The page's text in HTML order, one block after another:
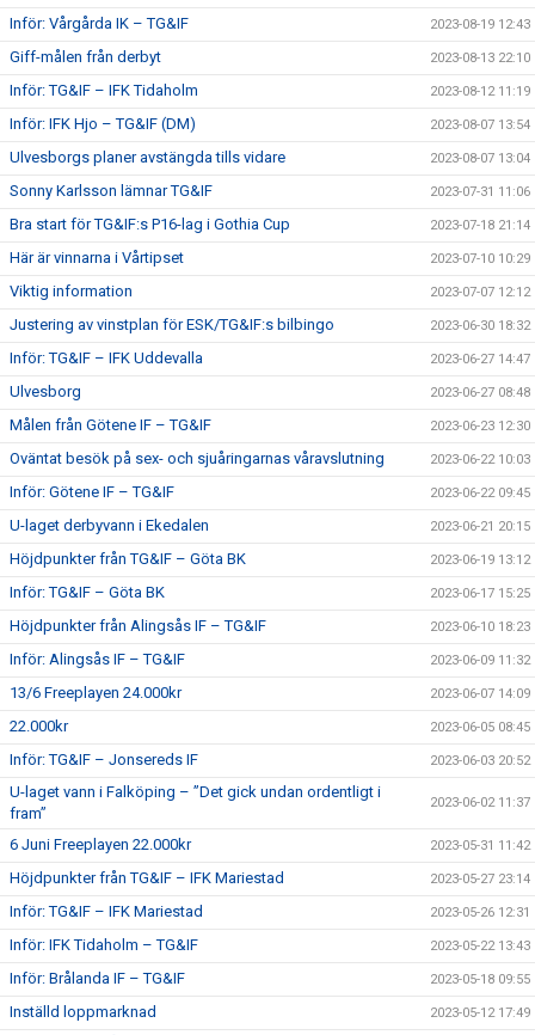
Inför: Vårgårda IK – TG&IF 2023-08-19 12:43
Giff-målen från derbyt 2023-08-13 22:10
Inför: TG&IF – IFK Tidaholm 2023-08-12 11:19
Inför: IFK Hjo – TG&IF (DM) 2023-08-07 13:54
Ulvesborgs planer avstängda tills vidare 2023-08-07 13:04
Sonny Karlsson lämnar TG&IF 2023-07-31 11:06
Bra start för TG&IF:s P16-lag i Gothia Cup 2023-07-18 21:14
Här är vinnarna i Vårtipset 2023-07-10 10:29
Viktig information 2023-07-07 12:12
Justering av vinstplan för ESK/TG&IF:s bilbingo 2023-06-30 18:32
Inför: TG&IF – IFK Uddevalla 2023-06-27 14:47
Ulvesborg 2023-06-27 08:48
Målen från Götene IF – TG&IF 2023-06-23 12:30
Oväntat besök på sex- och sjuåringarnas våravslutning 2023-06-22 10:03
Inför: Götene IF – TG&IF 2023-06-22 09:45
U-laget derbyvann i Ekedalen 2023-06-21 20:15
Höjdpunkter från TG&IF – Göta BK 2023-06-19 13:12
Inför: TG&IF – Göta BK 2023-06-17 15:25
Höjdpunkter från Alingsås IF – TG&IF 2023-06-10 18:23
Inför: Alingsås IF – TG&IF 2023-06-09 11:32
13/6 Freeplayen 24.000kr 2023-06-07 14:09
22.000kr 2023-06-05 08:45
Inför: TG&IF – Jonsereds IF 2023-06-03 20:52
U-laget vann i Falköping – ”Det gick undan ordentligt i
fram”
2023-06-02 11:37
6 Juni Freeplayen 22.000kr 2023-05-31 11:42
Höjdpunkter från TG&IF – IFK Mariestad 2023-05-27 23:14
Inför: TG&IF – IFK Mariestad 2023-05-26 12:31
Inför: IFK Tidaholm – TG&IF 2023-05-22 13:43
Inför: Brålanda IF – TG&IF 2023-05-18 09:55
Inställd loppmarknad 2023-05-12 17:49